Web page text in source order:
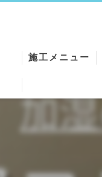
施工メニュー
ワックスクリー
エアコンクリー